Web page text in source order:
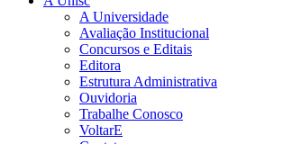
A Universidade
Avaliação Institucional
Concursos e Editais
Editora
Estrutura Administrativa
Ouvidoria
Trabalhe Conosco
VoltarE